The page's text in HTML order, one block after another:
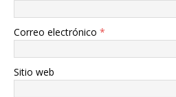
Correo electrónico *
Sitio web